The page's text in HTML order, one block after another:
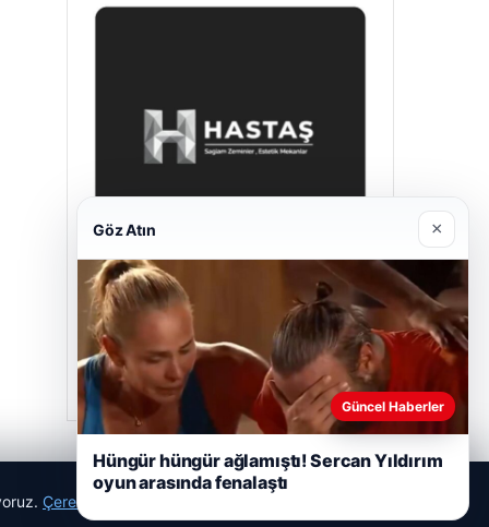
Hastaş Beton
26/05/2026
Çerez Politikamız
Göz Atın ×
Güncel Haberler
Hüngür hüngür ağlamıştı! Sercan Yıldırım
oyun arasında fenalaştı